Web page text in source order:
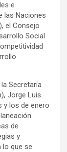
e
las Naciones
el Consejo
Social
Secretaría
Jorge Luis
y los de enero
de
y
lo que se